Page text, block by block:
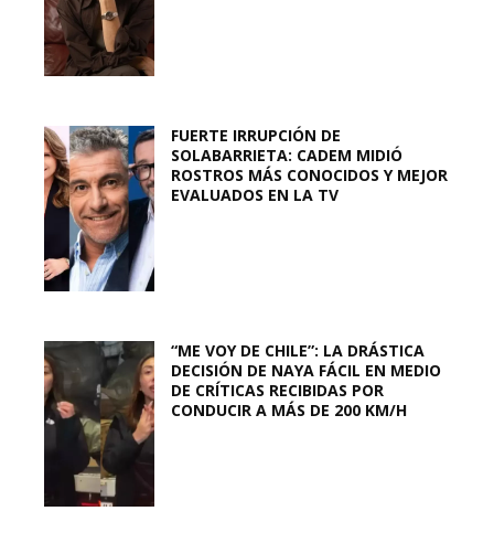
FUERTE IRRUPCIÓN DE
SOLABARRIETA: CADEM MIDIÓ
ROSTROS MÁS CONOCIDOS Y MEJOR
EVALUADOS EN LA TV
“ME VOY DE CHILE”: LA DRÁSTICA
DECISIÓN DE NAYA FÁCIL EN MEDIO
DE CRÍTICAS RECIBIDAS POR
CONDUCIR A MÁS DE 200 KM/H